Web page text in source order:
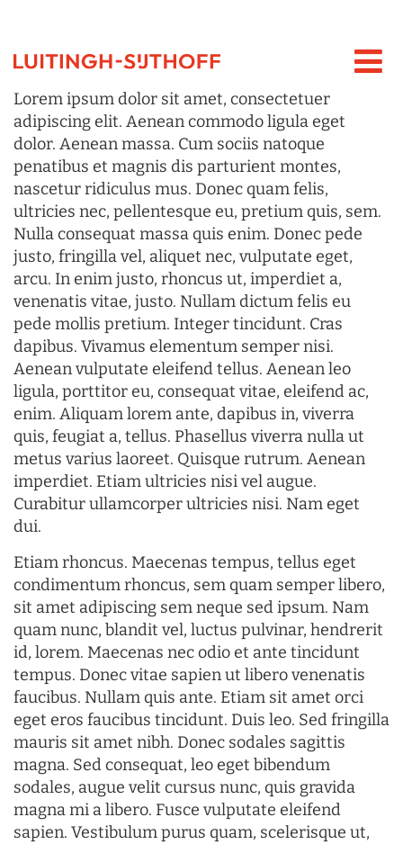
Lorem ipsum dolor sit amet, consectetuer
adipiscing elit. Aenean commodo ligula eget
dolor. Aenean massa. Cum sociis natoque
penatibus et magnis dis parturient montes,
nascetur ridiculus mus. Donec quam felis,
ultricies nec, pellentesque eu, pretium quis, sem.
Nulla consequat massa quis enim. Donec pede
justo, fringilla vel, aliquet nec, vulputate eget,
arcu. In enim justo, rhoncus ut, imperdiet a,
venenatis vitae, justo. Nullam dictum felis eu
pede mollis pretium. Integer tincidunt. Cras
dapibus. Vivamus elementum semper nisi.
Aenean vulputate eleifend tellus. Aenean leo
ligula, porttitor eu, consequat vitae, eleifend ac,
enim. Aliquam lorem ante, dapibus in, viverra
quis, feugiat a, tellus. Phasellus viverra nulla ut
metus varius laoreet. Quisque rutrum. Aenean
imperdiet. Etiam ultricies nisi vel augue.
Curabitur ullamcorper ultricies nisi. Nam eget
dui.
Etiam rhoncus. Maecenas tempus, tellus eget
condimentum rhoncus, sem quam semper libero,
sit amet adipiscing sem neque sed ipsum. Nam
quam nunc, blandit vel, luctus pulvinar, hendrerit
id, lorem. Maecenas nec odio et ante tincidunt
tempus. Donec vitae sapien ut libero venenatis
faucibus. Nullam quis ante. Etiam sit amet orci
eget eros faucibus tincidunt. Duis leo. Sed fringilla
mauris sit amet nibh. Donec sodales sagittis
magna. Sed consequat, leo eget bibendum
sodales, augue velit cursus nunc, quis gravida
magna mi a libero. Fusce vulputate eleifend
sapien. Vestibulum purus quam, scelerisque ut,